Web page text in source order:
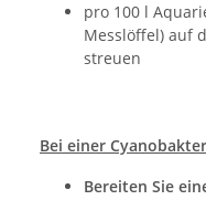
pro 100 l
Messlöffel) auf
streuen
Bei einer
Bereiten Sie